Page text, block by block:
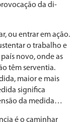
da di­
ou entrar em ação.
o trabalho e
novo, onde as
têm serventia.
maior e mais
significa
da medida…
é o cami­nhar